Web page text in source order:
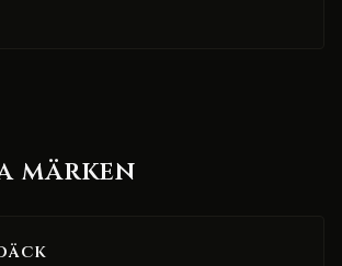
märken